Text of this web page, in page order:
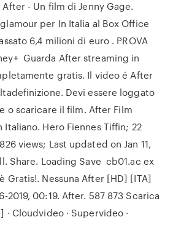
After - Un film di Jenny Gage.
per In Italia al Box Office
6,4 milioni di euro . PROVA
Guarda After streaming in
gratis. Il video é After
Devi essere loggato
o scaricare il film. After Film
Italiano. Hero Fiennes Tiffin; 22
views; Last updated on Jan 11,
Share. Loading Save cb01.ac ex
Gratis!. Nessuna After [HD] [ITA]
2019, 00:19. After. 587 873 Scarica
· Cloudvideo · Supervideo ·